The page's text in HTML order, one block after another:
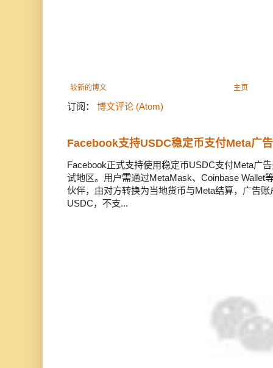
较新的博文 主页
订阅： 博文评论 (Atom)
Facebook支持USDC稳定币支付Meta广
Facebook正式支持使用稳定币USDC支付Meta广
试地区。用户需通过MetaMask、Coinbase Wallet
伙伴，由对方转换为当地货币与Meta结算，广告
USDC，不支...